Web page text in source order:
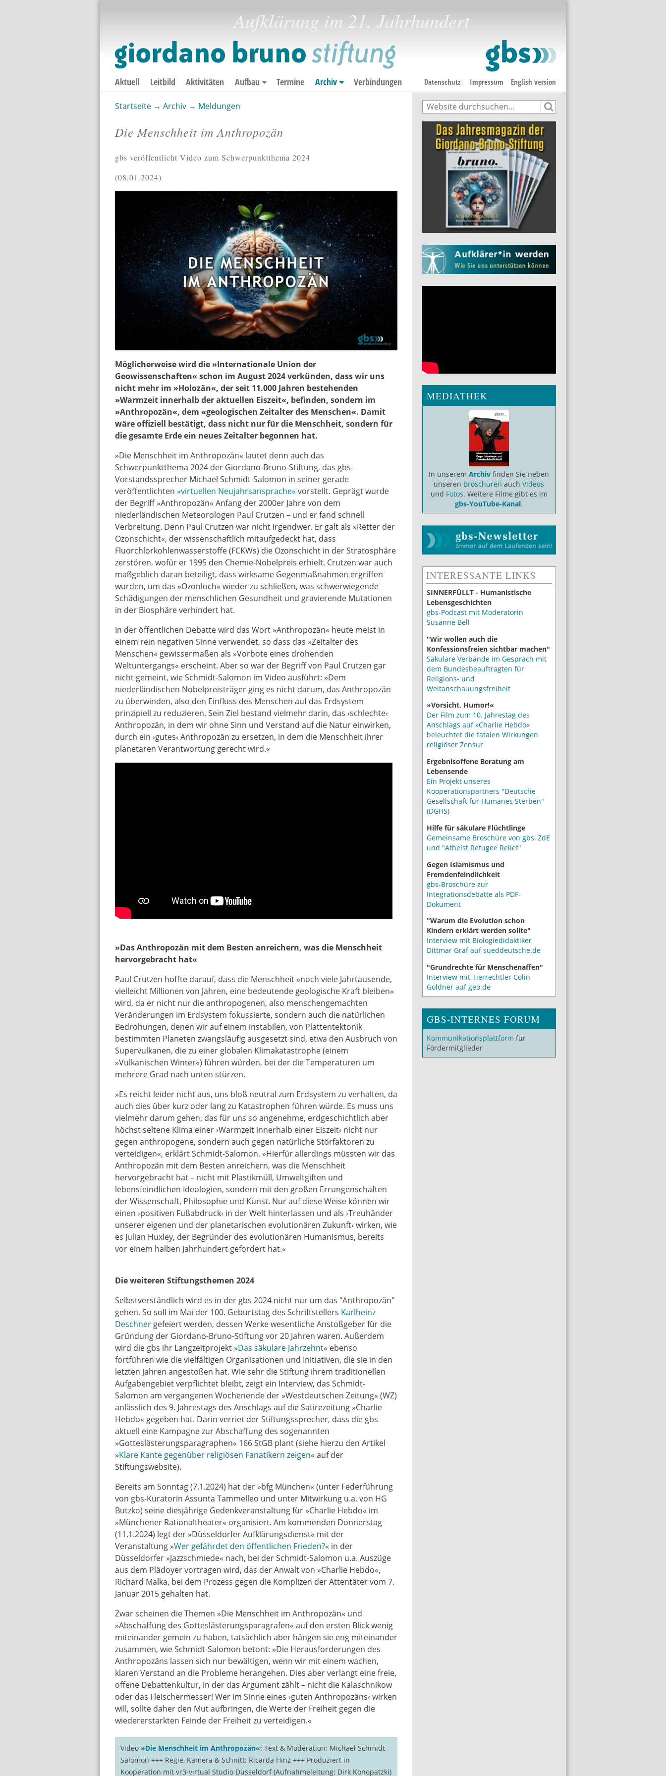
Aufklärung im 21. Jahrhundert
English version
Aktuell Leitbild Aktivitäten Aufbau Termine Archiv Verbindungen Datenschutz Impressum
Startseite→ Archiv→ Meldungen
Die Menschheit im Anthropozän
gbs veröffentlicht Video zum Schwerpunktthema 2024
08.01.2024
pm_die_menschheit_im_anthropzaen.jpg
Möglicherweise wird die »Internationale Union der
Geowissenschaften« schon im August 2024 verkünden, dass wir uns
nicht mehr im »Holozän«, der seit 11.000 Jahren bestehenden
»Warmzeit innerhalb der aktuellen Eiszeit«, befinden, sondern im
»Anthropozän«, dem «geologischen Zeitalter des Menschen«. Damit
wäre offiziell bestätigt, dass nicht nur für die Menschheit, sondern für
die gesamte Erde ein neues Zeitalter begonnen hat.
»Die Menschheit im Anthropozän« lautet denn auch das
Schwerpunktthema 2024 der Giordano-Bruno-Stiftung, das gbs-
Vorstandssprecher Michael Schmidt-Salomon in seiner gerade
veröffentlichten »virtuellen Neujahrsansprache« vorstellt. Geprägt wurde
der Begriff »Anthropozän« Anfang der 2000er Jahre von dem
niederländischen Meteorologen Paul Crutzen – und er fand schnell
Verbreitung. Denn Paul Crutzen war nicht irgendwer. Er galt als »Retter der
Ozonschicht«, der wissenschaftlich mitaufgedeckt hat, dass
Fluorchlorkohlenwasserstoffe (FCKWs) die Ozonschicht in der Stratosphäre
zerstören, wofür er 1995 den Chemie-Nobelpreis erhielt. Crutzen war auch
maßgeblich daran beteiligt, dass wirksame Gegenmaßnahmen ergriffen
wurden, um das »Ozonloch« wieder zu schließen, was schwerwiegende
Schädigungen der menschlichen Gesundheit und gravierende Mutationen
in der Biosphäre verhindert hat.
In der öffentlichen Debatte wird das Wort »Anthropozän« heute meist in
einem rein negativen Sinne verwendet, so dass das »Zeitalter des
Menschen« gewissermaßen als »Vorbote eines drohenden
Weltuntergangs« erscheint. Aber so war der Begriff von Paul Crutzen gar
nicht gemeint, wie Schmidt-Salomon im Video ausführt: »Dem
niederländischen Nobelpreisträger ging es nicht darum, das Anthropozän
zu überwinden, also den Einfluss des Menschen auf das Erdsystem
prinzipiell zu reduzieren. Sein Ziel bestand vielmehr darin, das ›schlechte‹
Anthropozän, in dem wir ohne Sinn und Verstand auf die Natur einwirken,
durch ein ›gutes‹ Anthropozän zu ersetzen, in dem die Menschheit ihrer
planetaren Verantwortung gerecht wird.«
»Das Anthropozän mit dem Besten anreichern, was die Menschheit
hervorgebracht hat«
Paul Crutzen hoffte darauf, dass die Menschheit »noch viele Jahrtausende,
vielleicht Millionen von Jahren, eine bedeutende geologische Kraft bleiben«
wird, da er nicht nur die anthropogenen, also menschengemachten
Veränderungen im Erdsystem fokussierte, sondern auch die natürlichen
Bedrohungen, denen wir auf einem instabilen, von Plattentektonik
bestimmten Planeten zwangsläufig ausgesetzt sind, etwa den Ausbruch von
Supervulkanen, die zu einer globalen Klimakatastrophe (einem
»Vulkanischen Winter«) führen würden, bei der die Temperaturen um
mehrere Grad nach unten stürzen.
»Es reicht leider nicht aus, uns bloß neutral zum Erdsystem zu verhalten, da
auch dies über kurz oder lang zu Katastrophen führen würde. Es muss uns
vielmehr darum gehen, das für uns so angenehme, erdgeschichtlich aber
höchst seltene Klima einer ›Warmzeit innerhalb einer Eiszeit‹ nicht nur
gegen anthropogene, sondern auch gegen natürliche Störfaktoren zu
verteidigen«, erklärt Schmidt-Salomon. »Hierfür allerdings müssten wir das
Anthropozän mit dem Besten anreichern, was die Menschheit
hervorgebracht hat – nicht mit Plastikmüll, Umweltgiften und
lebensfeindlichen Ideologien, sondern mit den großen Errungenschaften
der Wissenschaft, Philosophie und Kunst. Nur auf diese Weise können wir
einen ›positiven Fußabdruck‹ in der Welt hinterlassen und als ›Treuhänder
unserer eigenen und der planetarischen evolutionären Zukunft‹ wirken, wie
es Julian Huxley, der Begründer des evolutionären Humanismus, bereits
vor einem halben Jahrhundert gefordert hat.«
Die weiteren Stiftungsthemen 2024
Selbstverständlich wird es in der gbs 2024 nicht nur um das "Anthropozän"
gehen. So soll im Mai der 100. Geburtstag des Schriftstellers Karlheinz
Deschnergefeiert werden, dessen Werke wesentliche Anstoßgeber für die
Gründung der Giordano-Bruno-Stiftung vor 20 Jahren waren. Außerdem
wird die gbs ihr Langzeitprojekt »Das säkulare Jahrzehnt« ebenso
fortführen wie die vielfältigen Organisationen und Initiativen, die sie in den
letzten Jahren angestoßen hat. Wie sehr die Stiftung ihrem traditionellen
Aufgabengebiet verpflichtet bleibt, zeigt ein Interview, das Schmidt-
Salomon am vergangenen Wochenende der »Westdeutschen Zeitung« (WZ)
anlässlich des 9. Jahrestags des Anschlags auf die Satirezeitung »Charlie
Hebdo« gegeben hat. Darin verriet der Stiftungssprecher, dass die gbs
aktuell eine Kampagne zur Abschaffung des sogenannten
»Gotteslästerungsparagraphen« 166 StGB plant (siehe hierzu den Artikel
»Klare Kante gegenüber religiösen Fanatikern zeigen« auf der
Stiftungswebsite).
Bereits am Sonntag (7.1.2024) hat der »bfg München« (unter Federführung
von gbs-Kuratorin Assunta Tammelleo und unter Mitwirkung u.a. von HG
Butzko) seine diesjährige Gedenkveranstaltung für »Charlie Hebdo« im
»Münchener Rationaltheater« organisiert. Am kommenden Donnerstag
(11.1.2024) legt der »Düsseldorfer Aufklärungsdienst« mit der
Veranstaltung »Wer gefährdet den öffentlichen Frieden?« in der
Düsseldorfer »Jazzschmiede« nach, bei der Schmidt-Salomon u.a. Auszüge
aus dem Plädoyer vortragen wird, das der Anwalt von »Charlie Hebdo«,
Richard Malka, bei dem Prozess gegen die Komplizen der Attentäter vom 7.
Januar 2015 gehalten hat.
Zwar scheinen die Themen »Die Menschheit im Anthropozän« und
»Abschaffung des Gotteslästerungsparagrafen« auf den ersten Blick wenig
miteinander gemein zu haben, tatsächlich aber hängen sie eng miteinander
zusammen, wie Schmidt-Salomon betont: »Die Herausforderungen des
Anthropozäns lassen sich nur bewältigen, wenn wir mit einem wachen,
klaren Verstand an die Probleme herangehen. Dies aber verlangt eine freie,
offene Debattenkultur, in der das Argument zählt – nicht die Kalaschnikow
oder das Fleischermesser! Wer im Sinne eines ›guten Anthropozäns‹ wirken
will, sollte daher den Mut aufbringen, die Werte der Freiheit gegen die
wiedererstarkten Feinde der Freiheit zu verteidigen.«
Video »Die Menschheit im Anthropozän«: Text & Moderation: Michael Schmidt-
Salomon +++ Regie, Kamera & Schnitt: Ricarda Hinz +++ Produziert in
Kooperation mit vr3-virtual Studio Düsseldorf (Aufnahmeleitung: Dirk Konopatzki)
Suchformular
Suche
MEDIATHEK
In unseremArchiv finden Sie neben
unseren Broschüren auch Videos
und Fotos. Weitere Filme gibt es im
gbs-YouTube-Kanal.
INTERESSANTE LINKS
SINNERFÜLLT - Humanistische
Lebensgeschichten
gbs-Podcast mit Moderatorin
Susanne Bell
"Wir wollen auch die
Konfessionsfreien sichtbar machen"
Säkulare Verbände im Gespräch mit
dem Bundesbeauftragten für
Religions- und
Weltanschauungsfreiheit
»Vorsicht, Humor!«
Der Film zum 10. Jahrestag des
Anschlags auf »Charlie Hebdo«
beleuchtet die fatalen Wirkungen
religiöser Zensur
Ergebnisoffene Beratung am
Lebensende
Ein Projekt unseres
Kooperationspartners "Deutsche
Gesellschaft für Humanes Sterben"
(DGHS)
Hilfe für säkulare Flüchtlinge
Gemeinsame Broschüre von gbs, ZdE
und "Atheist Refugee Relief"
Gegen Islamismus und
Fremdenfeindlichkeit
gbs-Broschüre zur
Integrationsdebatte als PDF-
Dokument
"Warum die Evolution schon
Kindern erklärt werden sollte"
Interview mit Biologiedidaktiker
Dittmar Graf auf sueddeutsche.de
"Grundrechte für Menschenaffen"
Interview mit Tierrechtler Colin
Goldner auf geo.de
GBS-INTERNES FORUM
Kommunikationsplattform für
Fördermitglieder